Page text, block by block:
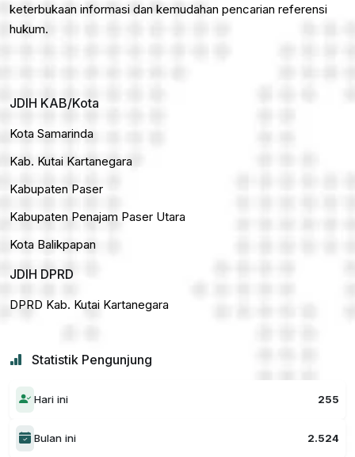
keterbukaan informasi dan kemudahan pencarian referensi
hukum.
JDIH KAB/Kota
Kota Samarinda
Kab. Kutai Kartanegara
Kabupaten Paser
Kabupaten Penajam Paser Utara
Kota Balikpapan
JDIH DPRD
DPRD Kab. Kutai Kartanegara
Statistik Pengunjung
Hari ini 255
Bulan ini 2.524